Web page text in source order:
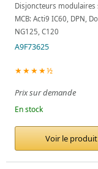
Disjoncteurs modulaires
MCB: Acti9 IC60, DPN,
NG125, C120
A9F73625
★★★★½
Prix sur demande
En stock
Voir le produit